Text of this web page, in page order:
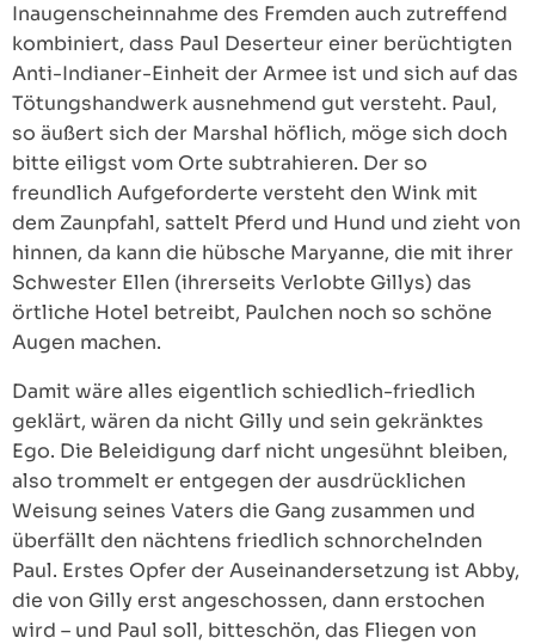
Inaugenscheinnahme des Fremden auch zutreffend
kombiniert, dass Paul Deserteur einer berüchtigten
Anti-Indianer-Einheit der Armee ist und sich auf das
Tötungshandwerk ausnehmend gut versteht. Paul,
so äußert sich der Marshal höflich, möge sich doch
bitte eiligst vom Orte subtrahieren. Der so
freundlich Aufgeforderte versteht den Wink mit
dem Zaunpfahl, sattelt Pferd und Hund und zieht von
hinnen, da kann die hübsche Maryanne, die mit ihrer
Schwester Ellen (ihrerseits Verlobte Gillys) das
örtliche Hotel betreibt, Paulchen noch so schöne
Augen machen.
Damit wäre alles eigentlich schiedlich-friedlich
geklärt, wären da nicht Gilly und sein gekränktes
Ego. Die Beleidigung darf nicht ungesühnt bleiben,
also trommelt er entgegen der ausdrücklichen
Weisung seines Vaters die Gang zusammen und
überfällt den nächtens friedlich schnorchelnden
Paul. Erstes Opfer der Auseinandersetzung ist Abby,
die von Gilly erst angeschossen, dann erstochen
wird – und Paul soll, bitteschön, das Fliegen von